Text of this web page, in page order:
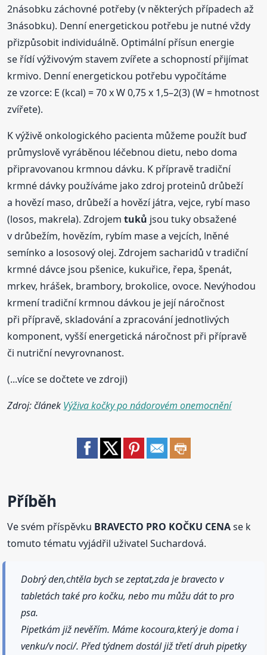
2násobku záchovné potřeby (v některých případech až
3násobku). Denní energetickou potřebu je nutné vždy
přizpůsobit individuálně. Optimální přísun energie
se řídí výživovým stavem zvířete a schopností přijímat
krmivo. Denní energetickou potřebu vypočítáme
ze vzorce: E (kcal) = 70 x W 0,75 x 1,5–2(3) (W = hmotnost
zvířete).
K výživě onkologického pacienta můžeme použít buď
průmyslově vyráběnou léčebnou dietu, nebo doma
připravovanou krmnou dávku. K přípravě tradiční
krmné dávky používáme jako zdroj proteinů drůbeží
a hovězí maso, drůbeží a hovězí játra, vejce, rybí maso
(losos, makrela). Zdrojemtuků jsou tuky obsažené
v drůbežím, hovězím, rybím mase a vejcích, lněné
semínko a lososový olej. Zdrojem sacharidů v tradiční
krmné dávce jsou pšenice, kukuřice, řepa, špenát,
mrkev, hrášek, brambory, brokolice, ovoce. Nevýhodou
krmení tradiční krmnou dávkou je její náročnost
při přípravě, skladování a zpracování jednotlivých
komponent, vyšší energetická náročnost při přípravě
či nutriční nevyrovnanost.
(...více se dočtete ve zdroji)
Zdroj: článek Výživa kočky po nádorovém onemocnění
Příběh
Ve svém příspěvku BRAVECTO PRO KOČKU CENAse k
tomuto tématu vyjádřil uživatel Suchardová.
Dobrý den,chtěla bych se zeptat,zda je bravecto v
tabletách také pro kočku, nebo mu můžu dát to pro
psa.
Pipetkám již nevěřím. Máme kocoura,který je doma i
venku/v noci/. Před týdnem dostál již třetí druh pipetky